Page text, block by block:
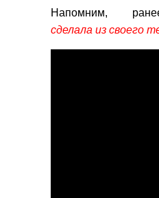
Напомним,
сделала из своего